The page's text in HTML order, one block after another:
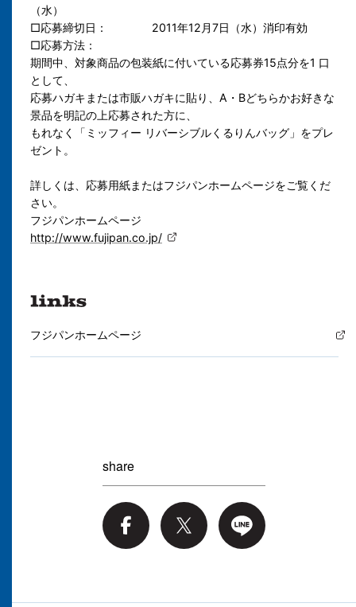
（水）
□応募締切日： 2011年12月7日（水）消印有効
□応募方法：
期間中、対象商品の包装紙に付いている応募券15点分を1 口
として、
応募ハガキまたは市販ハガキに貼り、A・Bどちらかお好きな
景品を明記の上応募された方に、
もれなく「ミッフィー リバーシブルくるりんバッグ」をプレ
ゼント。
詳しくは、応募用紙またはフジパンホームページをご覧くだ
さい。
フジパンホームページ
http://www.fujipan.co.jp/
フジパンホームページ
share